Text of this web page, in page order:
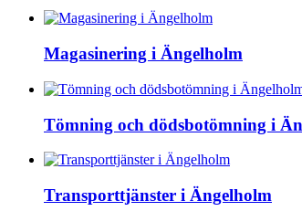
Magasinering i Ängelholm
Tömning och dödsbotömning i
Transporttjänster i Ängelholm